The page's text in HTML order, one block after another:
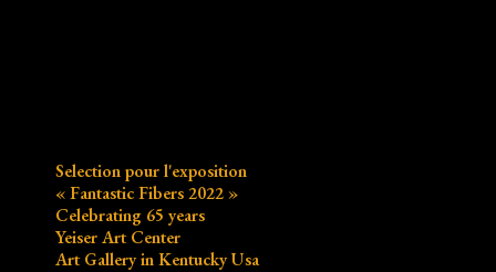
Selection pour l'exposition
« Fantastic Fibers 2022 »
Celebrating 65 years
Yeiser Art Center
Art Gallery in Kentucky Usa